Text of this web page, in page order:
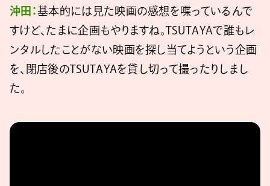
沖田：基本的には見た映画の感想を喋っているんで
すけど、たまに企画もやりますね。TSUTAYAで誰もレ
ンタルしたことがない映画を探し当てようという企画
を、閉店後のTSUTAYAを貸し切って撮ったりしまし
た。